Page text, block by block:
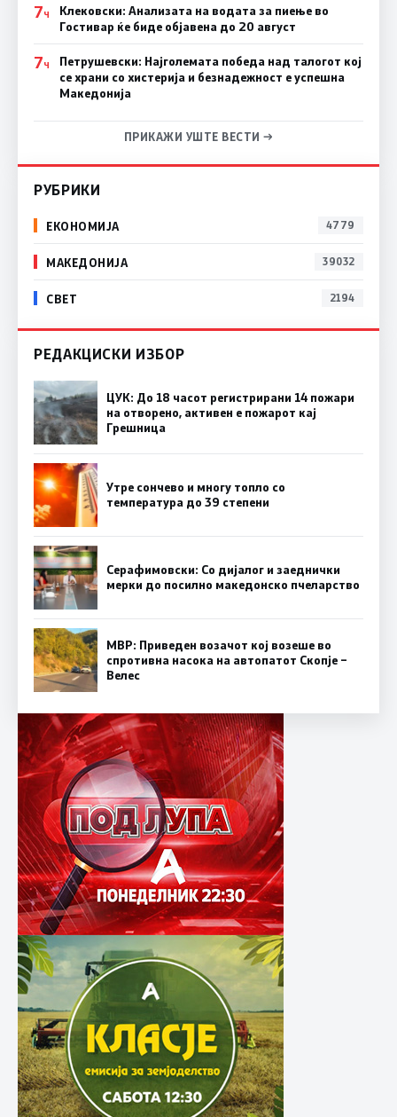
7Ч
Клековски: Анализата на водата за пиење во
Гостивар ќе биде објавена до 20 август
7Ч
Петрушевски: Најголемата победа над талогот кој
се храни со хистерија и безнадежност е успешна
Македонија
ПРИКАЖИ УШТЕ ВЕСТИ →
РУБРИКИ
ЕКОНОМИЈА 4779
МАКЕДОНИЈА 39032
СВЕТ 2194
РЕДАКЦИСКИ ИЗБОР
ЦУК: До 18 часот регистрирани 14 пожари
на отворено, активен е пожарот кај
Грешница
Утре сончево и многу топло со
температура до 39 степени
Серафимовски: Со дијалог и заеднички
мерки до посилно македонско пчеларство
МВР: Приведен возачот кој возеше во
спротивна насока на автопатот Скопје –
Велес